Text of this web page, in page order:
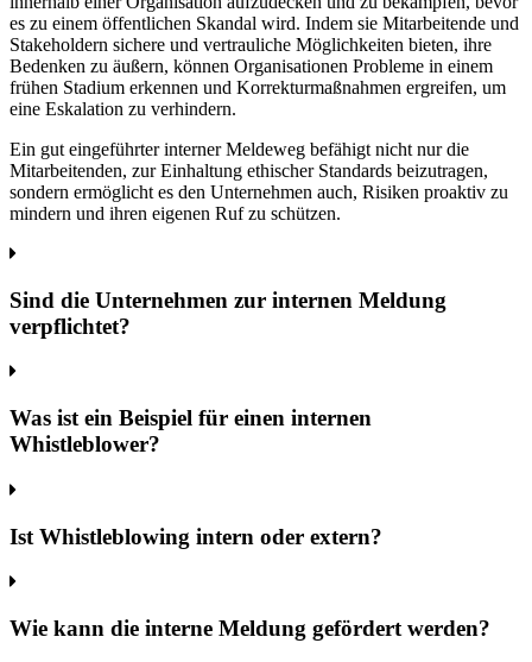
es zu einem öffentlichen Skandal wird. Indem sie Mitarbeitende und
Stakeholdern sichere und vertrauliche Möglichkeiten bieten, ihre
Bedenken zu äußern, können Organisationen Probleme in einem
frühen Stadium erkennen und Korrekturmaßnahmen ergreifen, um
eine Eskalation zu verhindern.
Ein gut eingeführter interner Meldeweg befähigt nicht nur die
Mitarbeitenden, zur Einhaltung ethischer Standards beizutragen,
sondern ermöglicht es den Unternehmen auch, Risiken proaktiv zu
mindern und ihren eigenen Ruf zu schützen.
Sind die Unternehmen zur internen Meldung
verpflichtet?
Was ist ein Beispiel für einen internen
Whistleblower?
Ist Whistleblowing intern oder extern?
Wie kann die interne Meldung gefördert werden?